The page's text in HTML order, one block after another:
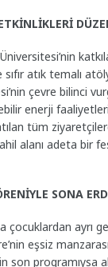
sıfır atık temalı
çevre bilinci
enerji faaliyetleri
tüm
alanı adeta bir
SONA
çocuklardan ayrı
eşsiz
son programıysa